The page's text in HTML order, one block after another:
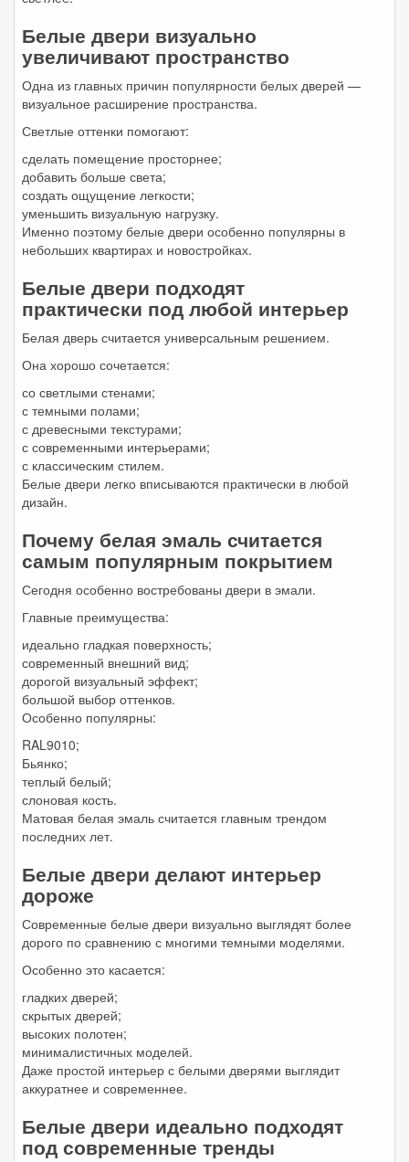
Белые двери визуально
увеличивают пространство
Одна из главных причин популярности белых дверей —
визуальное расширение пространства.
Светлые оттенки помогают:
сделать помещение просторнее;
добавить больше света;
создать ощущение легкости;
уменьшить визуальную нагрузку.
Именно поэтому белые двери особенно популярны в
небольших квартирах и новостройках.
Белые двери подходят
практически под любой интерьер
Белая дверь считается универсальным решением.
Она хорошо сочетается:
со светлыми стенами;
с темными полами;
с древесными текстурами;
с современными интерьерами;
с классическим стилем.
Белые двери легко вписываются практически в любой
дизайн.
Почему белая эмаль считается
самым популярным покрытием
Сегодня особенно востребованы двери в эмали.
Главные преимущества:
идеально гладкая поверхность;
современный внешний вид;
дорогой визуальный эффект;
большой выбор оттенков.
Особенно популярны:
RAL9010;
Бьянко;
теплый белый;
слоновая кость.
Матовая белая эмаль считается главным трендом
последних лет.
Белые двери делают интерьер
дороже
Современные белые двери визуально выглядят более
дорого по сравнению с многими темными моделями.
Особенно это касается:
гладких дверей;
скрытых дверей;
высоких полотен;
минималистичных моделей.
Даже простой интерьер с белыми дверями выглядит
аккуратнее и современнее.
Белые двери идеально подходят
под современные тренды